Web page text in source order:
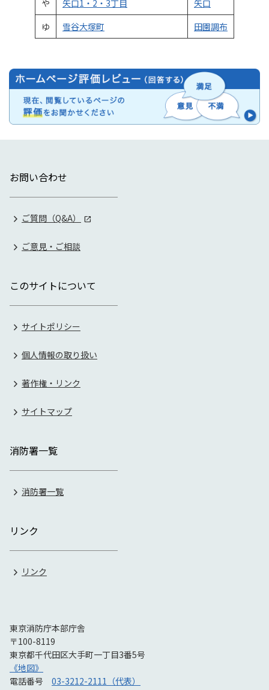
や
矢口1・2・3丁目
矢口
ゆ
雪谷大塚町 田園調布
お問い合わせ
ご質問（Q&A）
ご意見・ご相談
このサイトについて
サイトポリシー
個人情報の取り扱い
著作権・リンク
サイトマップ
消防署一覧
消防署一覧
リンク
リンク
東京消防庁本部庁舎
〒100-8119
東京都千代田区大手町一丁目3番5号
《地図》
電話番号 03-3212-2111（代表）